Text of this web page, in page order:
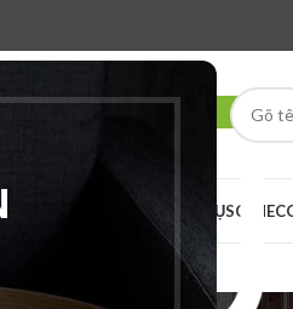
AI RENDER DỊCH VỤSCENE